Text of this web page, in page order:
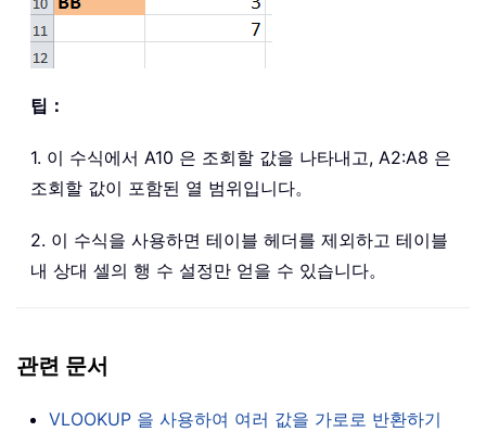
팁：
1. 이 수식에서 A10 은 조회할 값을 나타내고, A2:A8 은
조회할 값이 포함된 열 범위입니다。
2. 이 수식을 사용하면 테이블 헤더를 제외하고 테이블
내 상대 셀의 행 수 설정만 얻을 수 있습니다。
관련 문서
VLOOKUP 을 사용하여 여러 값을 가로로 반환하기